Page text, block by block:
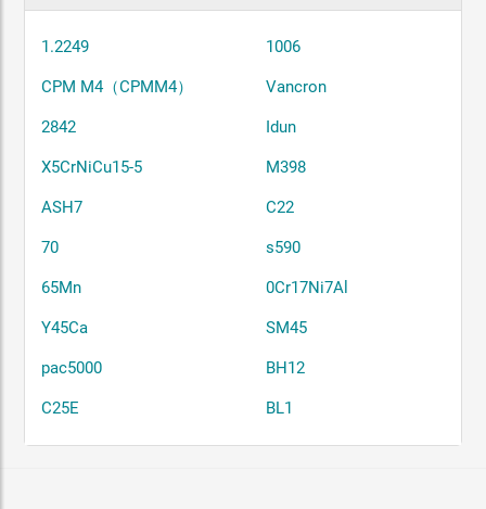
1.2249 1006
CPM M4（CPMM4） Vancron
2842 Idun
X5CrNiCu15-5 M398
ASH7 C22
70 s590
65Mn 0Cr17Ni7Al
Y45Ca SM45
pac5000 BH12
C25E BL1